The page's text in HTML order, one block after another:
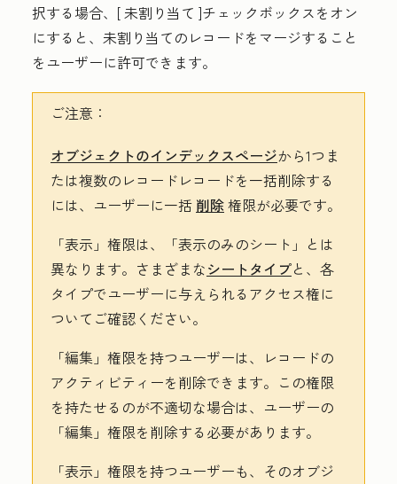
択する場合、[未割り当て ]チェックボックスをオン
にすると、未割り当てのレコードをマージすること
をユーザーに許可できます。
ご注意：
オブジェクトのインデックスページから1つま
たは複数のレコードレコードを一括削除する
には、ユーザーに一括 削除権限が必要です。
「表示」権限は、
「表示のみのシート」とは
異なります。さまざまなシートタイプと、各
タイプでユーザーに与えられるアクセス権に
ついてご確認ください。
「編集」権限を持つユーザーは、レコードの
アクティビティーを削除できます。この権限
を持たせるのが不適切な場合は、 ユーザーの
「編集」権限を削除する必要があります。
「表示」権限を持つユーザーも、そのオブジ